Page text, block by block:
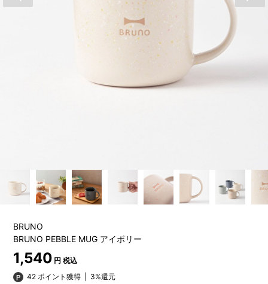
BRUNO
BRUNO PEBBLE MUG アイボリー
1,540 円 税込
42 ポイント獲得
3%還元